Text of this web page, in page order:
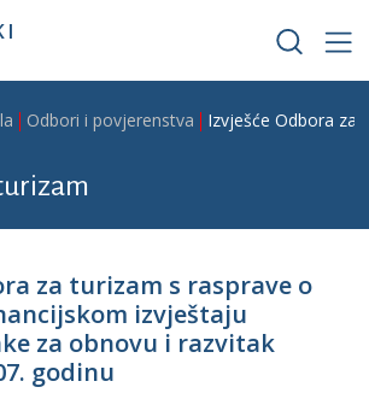
Odbori i povjerenstva Izvješće Odbora za
za turizam s rasprave o
izvještaju
za obnovu i razvitak
godinu